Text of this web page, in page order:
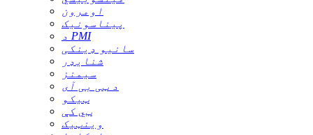
اومرون
پیناسونیک
د PMI
سانیو ډینکی
شنایډر
سیمنز
د ټی بی آی
ټیکو
ټي کې
وینټیک